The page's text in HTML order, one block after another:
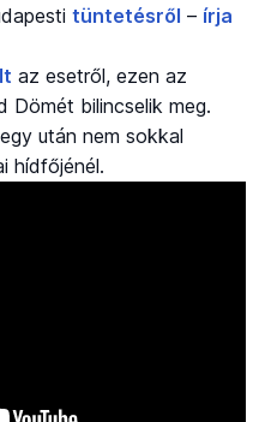
tüntetésről – írja
az esetről, ezen az
Dömét bilincselik meg.
után nem sokkal
hídfőjénél.